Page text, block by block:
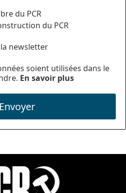
du PCR
du PCR
newsletter
soient utilisées dans le
En savoir plus
Envoyer